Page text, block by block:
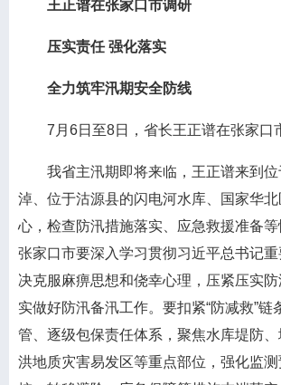
王正谱在张家口市调研
压实责任 强化落实
全力筑牢汛期安全防线
7月6日至8日，省长王正谱在张家口
我省主汛期即将来临，王正谱来到位
淖、位于沽源县的闪电河水库、国家华
心，检查防汛措施落实、应急救援准备等
张家口市要深入学习贯彻习近平总书记
决克服麻痹思想和侥幸心理，压紧压实
实做好防汛备汛工作。要扣紧“防减救”链
管、逐级包保责任体系，聚焦水库堤防
洪地质灾害易发区等重点部位，强化监